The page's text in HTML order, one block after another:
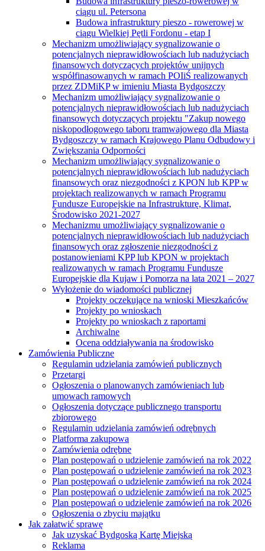
ciągu ul. Petersona
Budowa infrastruktury pieszo - rowerowej w
ciągu Wielkiej Pętli Fordonu - etap I
Mechanizm umożliwiający sygnalizowanie o
potencjalnych nieprawidłowościach lub nadużyciach
finansowych dotyczących projektów unijnych
współfinasowanych w ramach POIiŚ realizowanych
przez ZDMiKP w imieniu Miasta Bydgoszczy
Mechanizm umożliwiający sygnalizowanie o
potencjalnych nieprawidłowościach lub nadużyciach
finansowych dotyczących projektu "Zakup nowego
niskopodłogowego taboru tramwajowego dla Miasta
Bydgoszczy w ramach Krajowego Planu Odbudowy i
Zwiększania Odporności
Mechanizm umożliwiający sygnalizowanie o
potencjalnych nieprawidłowościach lub nadużyciach
finansowych oraz niezgodności z KPON lub KPP w
projektach realizowanych w ramach Programu
Fundusze Europejskie na Infrastrukturę, Klimat,
Środowisko 2021-2027
Mechanizmu umożliwiający sygnalizowanie o
potencjalnych nieprawidłowościach lub nadużyciach
finansowych oraz zgłoszenie niezgodności z
postanowieniami KPP lub KPON w projektach
realizowanych w ramach Programu Fundusze
Europejskie dla Kujaw i Pomorza na lata 2021 – 2027
Wyłożenie do wiadomości publicznej
Projekty oczekujące na wnioski Mieszkańców
Projekty po wnioskach
Projekty po wnioskach z raportami
Archiwalne
Ocena oddziaływania na środowisko
Zamówienia Publiczne
Regulamin udzielania zamówień publicznych
Przetargi
Ogłoszenia o planowanych zamówieniach lub
umowach ramowych
Ogłoszenia dotyczące publicznego transportu
zbiorowego
Regulamin udzielania zamówień odrębnych
Platforma zakupowa
Zamówienia odrębne
Plan postępowań o udzielenie zamówień na rok 2022
Plan postępowań o udzielenie zamówień na rok 2023
Plan postępowań o udzielenie zamówień na rok 2024
Plan postępowań o udzielenie zamówień na rok 2025
Plan postępowań o udzielenie zamówień na rok 2026
Ogłoszenia o zbyciu majątku
Jak załatwić sprawę
Jak uzyskać Bydgoską Kartę Miejską
Reklama